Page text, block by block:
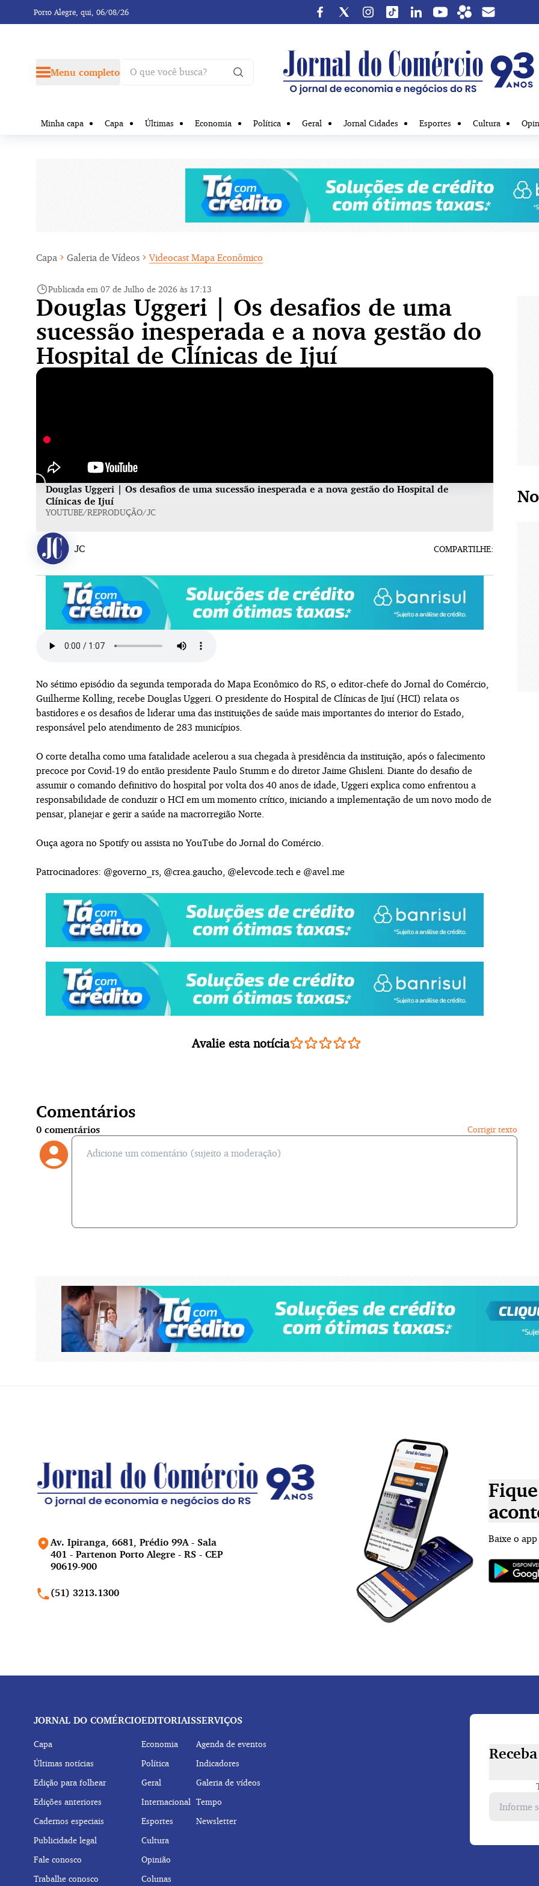
Porto Alegre, qui, 06/08/26
Menu completo
Minha capa Capa Últimas Economia Política Geral Jornal Cidades Esportes Cultura
Capa Galeria de Vídeos Videocast Mapa Econômico
Publicada em 07 de Julho de 2026 às 17:13
Douglas Uggeri | Os desafios de uma
sucessão inesperada e a nova gestão do
Hospital de Clínicas de Ijuí
Douglas Uggeri | Os desafios de uma sucessão inesperada e a nova gestão do Hospital de
Clínicas de Ijuí
YOUTUBE/REPRODUÇÃO/JC
COMPARTILHE:
JC
No sétimo episódio da segunda temporada do Mapa Econômico do RS, o editor-chefe do Jornal do Comércio,
Guilherme Kolling, recebe Douglas Uggeri. O presidente do Hospital de Clínicas de Ijuí (HCI) relata os
bastidores e os desafios de liderar uma das instituições de saúde mais importantes do interior do Estado,
responsável pelo atendimento de 283 municípios.
O corte detalha como uma fatalidade acelerou a sua chegada à presidência da instituição, após o falecimento
precoce por Covid-19 do então presidente Paulo Stumm e do diretor Jaime Ghisleni. Diante do desafio de
assumir o comando definitivo do hospital por volta dos 40 anos de idade, Uggeri explica como enfrentou a
responsabilidade de conduzir o HCI em um momento crítico, iniciando a implementação de um novo modo de
pensar, planejar e gerir a saúde na macrorregião Norte.
Ouça agora no Spotify ou assista no YouTube do Jornal do Comércio.
Patrocinadores: @governo_rs, @crea.gaucho, @elevcode.tech e @avel.me
Avalie esta notícia
Comentários
0 comentários Corrigir texto
Av. Ipiranga, 6681, Prédio 99A - Sala
401 - Partenon Porto Alegre - RS - CEP
90619-900
(51) 3213.1300
Baixe o
JORNAL DO COMÉRCIO
Capa
Últimas notícias
Edição para folhear
Edições anteriores
Cadernos especiais
Publicidade legal
Fale conosco
Trabalhe conosco
EDITORIAIS
Economia
Política
Geral
Internacional
Esportes
Cultura
Opinião
Colunas
SERVIÇOS
Agenda de eventos
Indicadores
Galeria de vídeos
Tempo
Newsletter